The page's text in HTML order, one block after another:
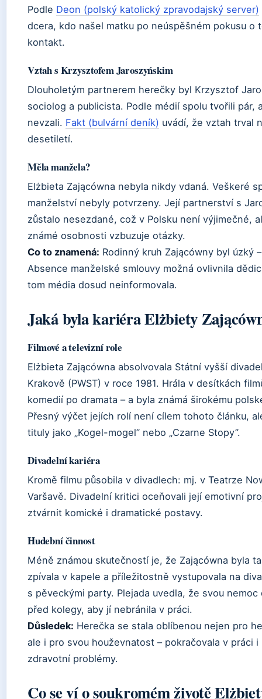
Podle Deon (polský katolický zpravodajský server)
dcera, kdo našel matku po neúspěšném pokusu o
kontakt.
Vztah s Krzysztofem Jaroszyńskim
Dlouholetým partnerem herečky byl Krzysztof
sociolog a publicista. Podle médií spolu tvořili pár,
nevzali. Fakt (bulvární deník) uvádí, že vztah trval
desetiletí.
Měla manžela?
Elżbieta Zającówna nebyla nikdy vdaná. Veškeré
manželství nebyly potvrzeny. Její partnerství s
zůstalo nesezdané, což v Polsku není výjimečné,
známé osobnosti vzbuzuje otázky.
Co to znamená: Rodinný kruh Zającówny byl úzký
Absence manželské smlouvy možná ovlivnila
tom média dosud neinformovala.
Jaká byla kariéra Elżbiety
Filmové a televizní role
Elżbieta Zającówna absolvovala Státní vyšší
Krakově (PWST) v roce 1981. Hrála v desítkách
komedií po dramata – a byla známá širokému
Přesný výčet jejích rolí není cílem tohoto článku,
tituly jako „Kogel-mogel” nebo „Czarne Stopy”.
Divadelní kariéra
Kromě filmu působila v divadlech: mj. v Teatrze
Varšavě. Divadelní kritici oceňovali její emotivní
ztvárnit komické i dramatické postavy.
Hudební činnost
Méně známou skutečností je, že Zającówna byla
zpívala v kapele a příležitostně vystupovala na
s pěveckými party. Plejada uvedla, že svou nemoc
před kolegy, aby jí nebránila v práci.
Důsledek: Herečka se stala oblíbenou nejen pro
ale i pro svou houževnatost – pokračovala v práci i
zdravotní problémy.
Co se ví o soukromém životě